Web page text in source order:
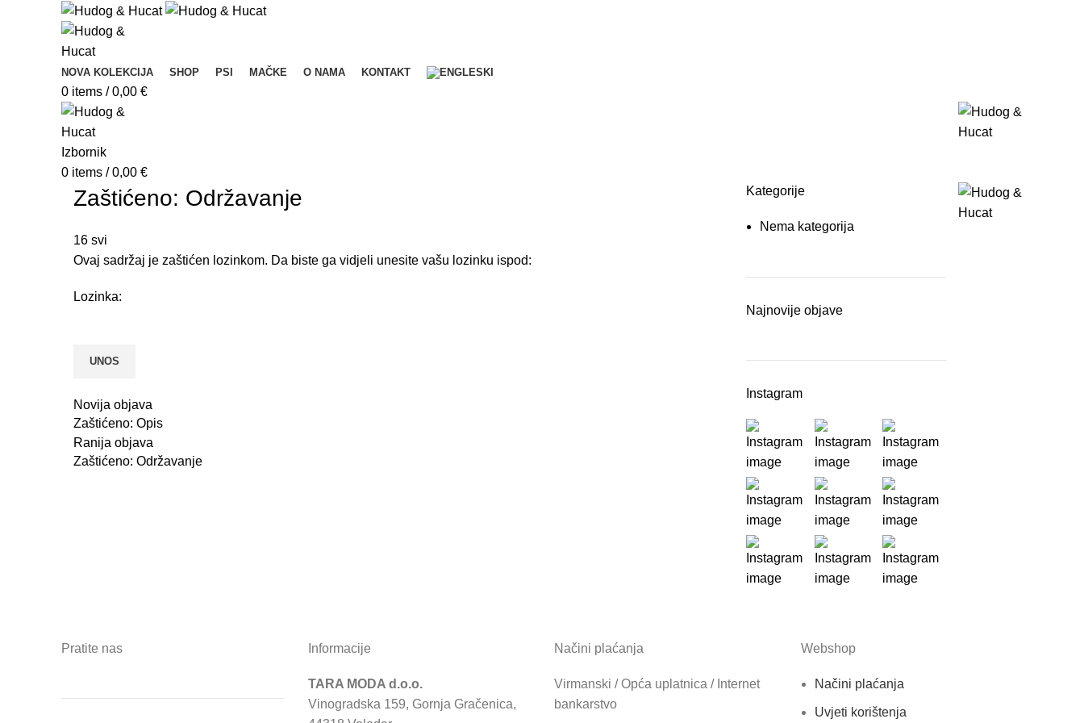
NOVA KOLEKCIJA SHOP PSI MAČKE O NAMA KONTAKT
0 items / 0,00 €
Izbornik
0 items / 0,00 €
Zaštićeno: Održavanje
16 svi
Ovaj sadržaj je zaštićen lozinkom. Da biste ga vidjeli unesite vašu lozinku ispod:
Lozinka:
Novija objava
Zaštićeno: Opis
Ranija objava
Zaštićeno: Održavanje
Kategorije
Nema kategorija
Najnovije objave
Instagram
Pratite nas Informacije
TARA MODA d.o.o.
Vinogradska 159, Gornja Gračenica,
Načini plaćanja
Virmanski / Opća uplatnica / Internet
bankarstvo
Webshop
Načini plaćanja
Uvjeti korištenja